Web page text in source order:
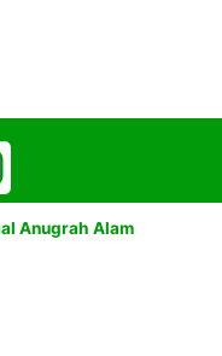
Anugrah Alam